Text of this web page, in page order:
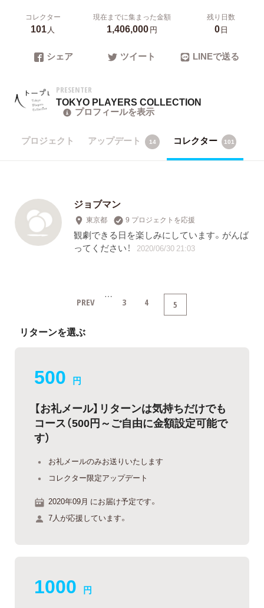
コレクター
101人
現在までに集まった金額
1,406,000円
残り日数
0日
シェア ツイート LINEで送る
PRESENTER
TOKYO PLAYERS COLLECTION
プロフィールを表示
プロジェクト アップデート 14 コレクター 101
ジョブマン
東京都 9 プロジェクトを応援
観劇できる日を楽しみにしています。がんば
ってください！
2020/06/30 21:03
PREV … 3 4 5
リターンを選ぶ
500 円
【お礼メール】リターンは気持ちだけでも
コース（500円～ご自由に金額設定可能で
す）
お礼メールのみお送りいたします
コレクター限定アップデート
2020年09月 にお届け予定です。
7人が応援しています。
1000 円